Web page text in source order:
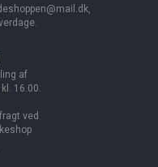
af
16.00.
ved